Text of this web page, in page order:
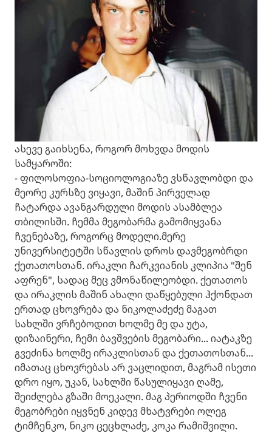
ასევე გაიხსენა, როგორ მოხვდა მოდის
სამყაროში:
- ფილოსოფია-სოციოლოგიაზე ვსწავლობდი და
მეორე კურსზე ვიყავი, მაშინ პირველად
ჩატარდა ავანგარდული მოდის ასამბლეა
თბილისში. ჩემმა მეგობარმა გამომიყვანა
ჩვენებაზე, როგორც მოდელი.მერე
უნივერსიტეტში სწავლის დროს დავმეგობრდი
ქეთათოსთან. ირაკლი ჩარკვიანის კლიპია "შენ
აფრენ", სადაც მეც ვმონაწილეობდი. ქეთათოს
და ირაკლის მაშინ ახალი დაწყებული ჰქონდათ
ერთად ცხოვრება და ნიკოლაძეძე მაგათ
სახლში ვრჩებოდით ხოლმე მე და უტა,
დიზაინერი, ჩემი ბავშვების მეგობარი... იატაკზე
გვეძინა ხოლმე ირაკლისთან და ქეთათოსთან...
იმათაც ცხოვრებას არ ვაცლიდით, მაგრამისეთი
დრო იყო, უკან, სახლში წასულიყავი ღამე,
შეიძლება გზაში მოეკალი.მაგ პერიოდში ჩვენი
მეგობრები იყვნენ კიდევ მხატვრები ოლეგ
ტიმჩენკო, ნიკო ცეცხლაძე, კოკა რამიშვილი.